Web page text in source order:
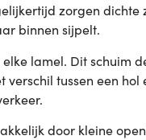
zorgen dichte
binnen sijpelt.
lamel. Dit schuim
tussen een hol
door kleine